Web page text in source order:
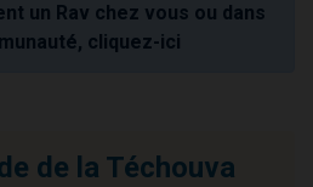
un Rav chez vous ou dans
cliquez-ici
de la Téchouva